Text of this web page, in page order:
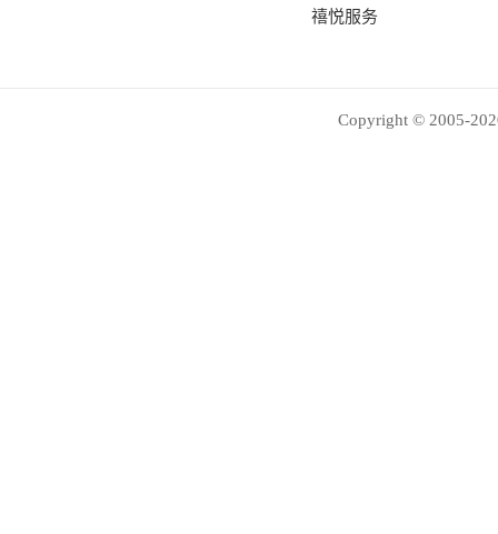
禧悦服务
Copyright © 2005-